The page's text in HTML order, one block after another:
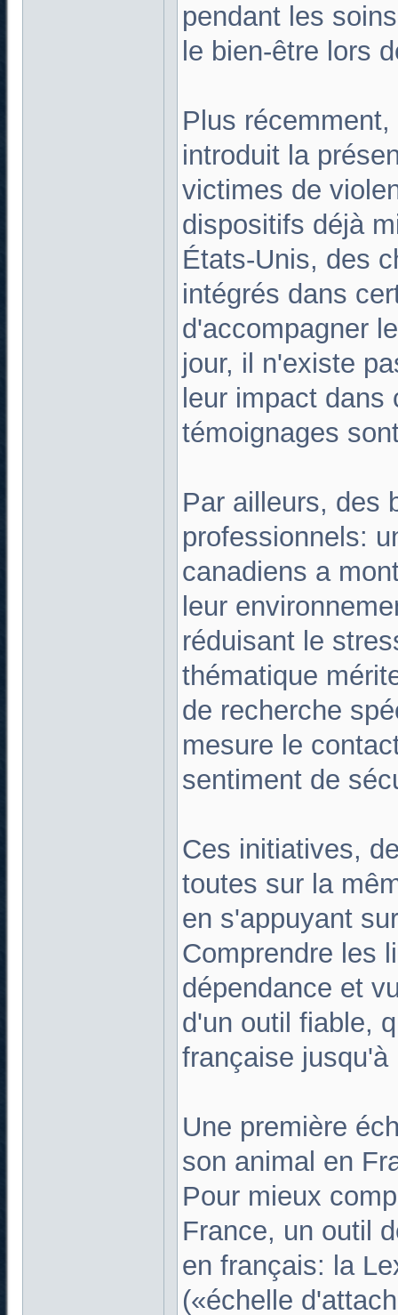
pendant les
le bien-être lors
Plus
introduit la
victimes de
dispositifs déjà
États-Unis, des
intégrés dans
d'accompagner
jour, il n'existe
leur impact
témoignages
Par ailleurs, des
professionnels:
canadiens a
leur
réduisant le
thématique
de recherche
mesure le
sentiment de
Ces initiatives,
toutes sur la
en s'appuyant
Comprendre les
dépendance et
d'un outil fiable,
française jusqu'à
Une première
son animal en
Pour mieux
France, un outil
en français: la
(«échelle